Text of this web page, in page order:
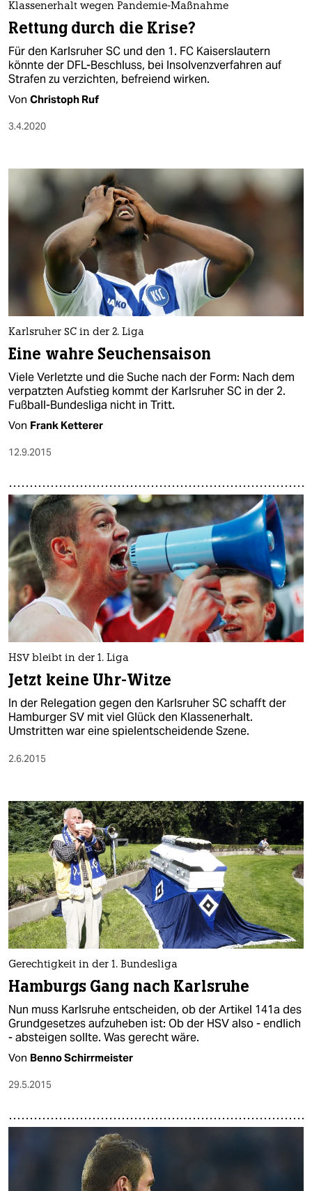
Klassenerhalt wegen Pandemie-Maßnahme
Rettung durch die Krise?
Für den Karlsruher SC und den 1. FC Kaiserslautern
könnte der DFL-Beschluss, bei Insolvenzverfahren auf
Strafen zu verzichten, befreiend wirken.
Von Christoph Ruf
3.4.2020
Karlsruher SC in der 2. Liga
Eine wahre Seuchensaison
Viele Verletzte und die Suche nach der Form: Nach dem
verpatzten Aufstieg kommt der Karlsruher SC in der 2.
Fußball-Bundesliga nicht in Tritt.
Von Frank Ketterer
12.9.2015
HSV bleibt in der 1. Liga
Jetzt keine Uhr-Witze
In der Relegation gegen den Karlsruher SC schafft der
Hamburger SV mit viel Glück den Klassenerhalt.
Umstritten war eine spielentscheidende Szene.
2.6.2015
Gerechtigkeit in der 1. Bundesliga
Hamburgs Gang nach Karlsruhe
Nun muss Karlsruhe entscheiden, ob der Artikel 141a des
Grundgesetzes aufzuheben ist: Ob der HSV also - endlich
- absteigen sollte. Was gerecht wäre.
Von Benno Schirrmeister
29.5.2015